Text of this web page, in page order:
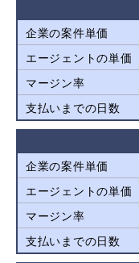
企業の案件単価
エージェントの単価
マージン率
支払いまでの日数
企業の案件単価
エージェントの単価
マージン率
支払いまでの日数